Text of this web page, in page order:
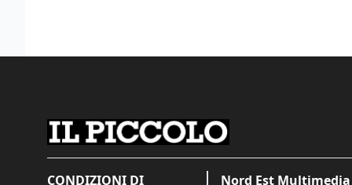
CONDIZIONI DI Nord Est Multimedia